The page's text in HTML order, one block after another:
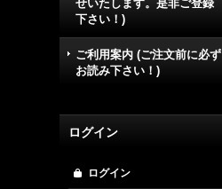
せいたします。是非ご登録
下さい！)
ご利用案内 (ご注文前に必ず
お読み下さい！)
ログイン
ログイン